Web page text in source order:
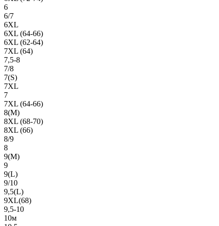
6
6/7
6XL
6XL (64-66)
6XL (62-64)
7XL (64)
7,5-8
7/8
7(S)
7XL
7
7XL (64-66)
8(М)
8XL (68-70)
8XL (66)
8/9
8
9(М)
9
9(L)
9/10
9,5(L)
9XL(68)
9,5-10
10м